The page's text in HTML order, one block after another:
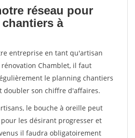
réseau pour
à
entreprise en tant qu'artisan
Chamblet, il faut
le planning chantiers
doubler son chiffre d'affaires.
le bouche à oreille peut
les désirant progresser et
il faudra obligatoirement